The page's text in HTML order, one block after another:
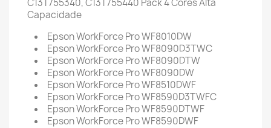
C13T755340, C13T755440 Pack 4 Cores Alta
Capacidade
Epson WorkForce Pro WF8010DW
Epson WorkForce Pro WF8090D3TWC
Epson WorkForce Pro WF8090DTW
Epson WorkForce Pro WF8090DW
Epson WorkForce Pro WF8510DWF
Epson WorkForce Pro WF8590D3TWFC
Epson WorkForce Pro WF8590DTWF
Epson WorkForce Pro WF8590DWF